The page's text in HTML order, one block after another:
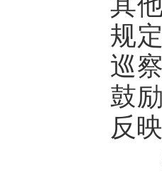
规
巡
鼓
反
特